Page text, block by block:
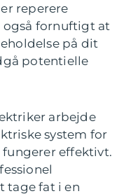
reperere
også fornuftigt at
på dit
potentielle
arbejde
system for
fungerer effektivt.
tage fat i en